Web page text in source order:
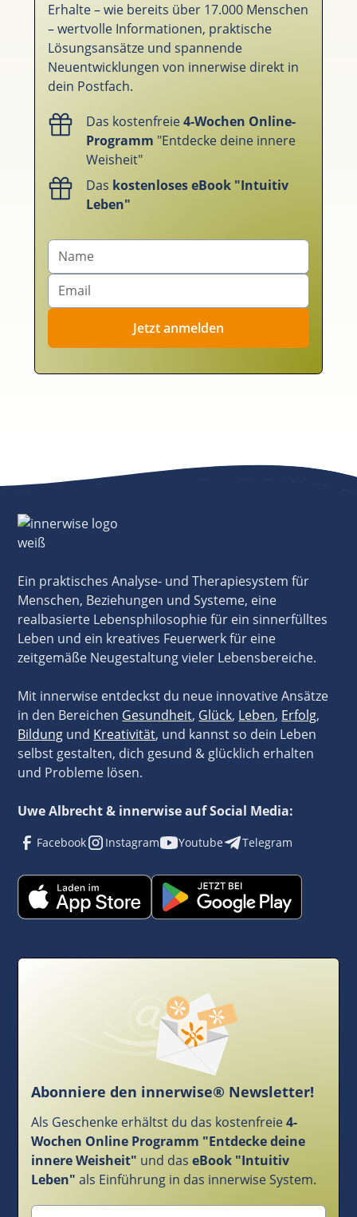
Erhalte – wie bereits über 17.000 Menschen
– wertvolle Informationen, praktische
Lösungsansätze und spannende
Neuentwicklungen von innerwise direkt in
dein Postfach.
Das kostenfreie4-Wochen Online-
Programm "Entdecke deine innere
Weisheit"
Das kostenloses eBook "Intuitiv
Leben"
Ein praktisches Analyse- und Therapiesystem für
Menschen, Beziehungen und Systeme, eine
realbasierte Lebensphilosophie für ein sinnerfülltes
Leben und ein kreatives Feuerwerk für eine
zeitgemäße Neugestaltung vieler Lebensbereiche.
Mit innerwise entdeckst du neue innovative Ansätze
in den Bereichen Gesundheit, Glück, Leben, Erfolg,
Bildung und Kreativität, und kannst so dein Leben
selbst gestalten, dich gesund & glücklich erhalten
und Probleme lösen.
Uwe Albrecht & innerwise auf Social Media:
Facebook Instagram Youtube Telegram
Abonniere den innerwise® Newsletter!
Als Geschenke erhältst du das kostenfreie4-
Wochen Online Programm "Entdecke deine
innere Weisheit" und das eBook "Intuitiv
Leben"als Einführung in das innerwise System.